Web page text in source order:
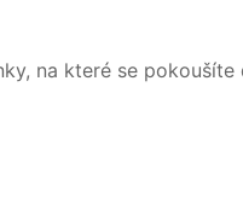
na které se